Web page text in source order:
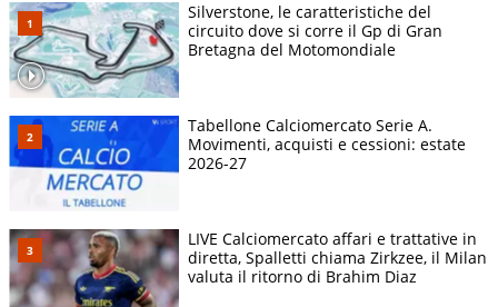
Silverstone, le caratteristiche del
circuito dove si corre il Gp di Gran
Bretagna del Motomondiale
Tabellone Calciomercato Serie A.
Movimenti, acquisti e cessioni: estate
2026-27
LIVE Calciomercato affari e trattative in
diretta, Spalletti chiama Zirkzee, il Milan
valuta il ritorno di Brahim Diaz